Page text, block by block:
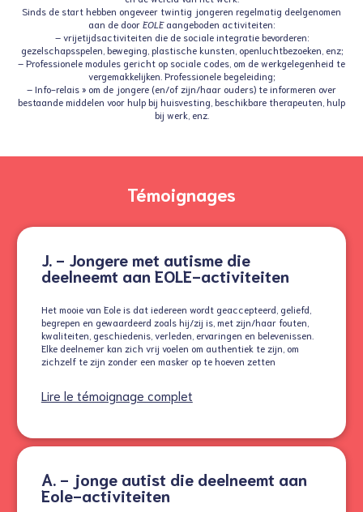
Sinds de start hebben ongeveer twintig jongeren regelmatig deelgenomen
aan de door EOLE aangeboden activiteiten:
– vrijetijdsactiviteiten die de sociale integratie bevorderen:
gezelschapsspelen, beweging, plastische kunsten, openluchtbezoeken, enz;
– Professionele modules gericht op sociale codes, om de werkgelegenheid te
vergemakkelijken. Professionele begeleiding;
– Info-relais » om de jongere (en/of zijn/haar ouders) te informeren over
bestaande middelen voor hulp bij huisvesting, beschikbare therapeuten, hulp
bij werk, enz.
Témoignages
J. - Jongere met autisme die
deelneemt aan EOLE-activiteiten
Het mooie van Eole is dat iedereen wordt geaccepteerd, geliefd,
begrepen en gewaardeerd zoals hij/zij is, met zijn/haar fouten,
kwaliteiten, geschiedenis, verleden, ervaringen en belevenissen.
Elke deelnemer kan zich vrij voelen om authentiek te zijn, om
zichzelf te zijn zonder een masker op te hoeven zetten
Lire le témoignage complet
A. - jonge autist die deelneemt aan
Eole-activiteiten